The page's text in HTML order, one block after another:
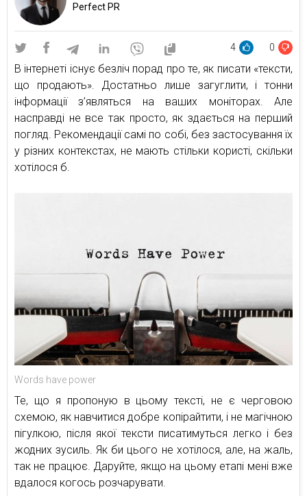
Perfect PR
4 0
В інтернеті існує безліч порад про те, як писати «тексти,
що продають». Достатньо лише загуглити, і тонни
інформації з’являться на ваших моніторах. Але
насправді не все так просто, як здається на перший
погляд. Рекомендації самі по собі, без застосування їх
у різних контекстах, не мають стільки користі, скільки
хотілося б.
Words have power
Те, що я пропоную в цьому тексті, не є черговою
схемою, як навчитися добре копірайтити, і не магічною
пігулкою, після якої тексти писатимуться легко і без
жодних зусиль. Як би цього не хотілося, але, на жаль,
так не працює. Даруйте, якщо на цьому етапі мені вже
вдалося когось розчарувати.